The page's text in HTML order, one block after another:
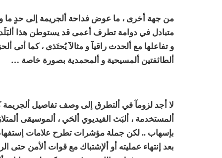
من جهة أخرى ، ما عوض فداحة ألجريمة إلى حدٍ ما
و تفاعلها مع ألحدث راقيآ و مثالآ يُحتَذى ، كما أتى
ألطائفتين ألمسيحية و ألمحمدية بصورة خاصة …
لا أجد لزومآ في ألتطرق إلى وصف تفاصيل ألجريمة
ألمستخدمة ، ألبَث الفيديوي ألحَي ، ألموسيقى
بإسهاب .. لكن جملة مؤشرات تطرح علامات إستفهام